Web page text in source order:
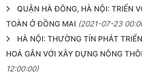
QUẬN HÀ ĐÔNG, HÀ NỘI: TRIỂN
TOÀN Ở ĐỒNG MAI (2021-07-23
HÀ NỘI: THƯỜNG TÍN PHÁT
HOÁ GẮN VỚI XÂY DỰNG NÔNG
12:00:00)